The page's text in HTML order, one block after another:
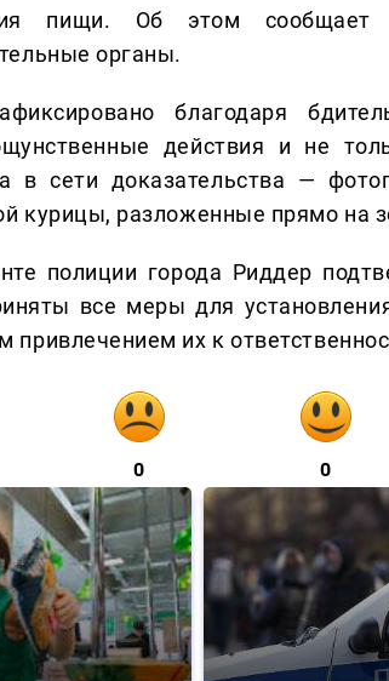
пищи. Об этом сообщает
органы.
благодаря
действия и не
в сети доказательства —
курицы, разложенные прямо на
полиции города Риддер
все меры для
привлечением их к
0 0